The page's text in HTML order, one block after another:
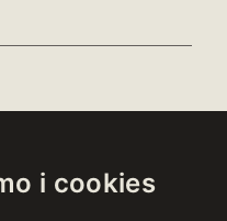
i cookies
STRATEGICO PAC